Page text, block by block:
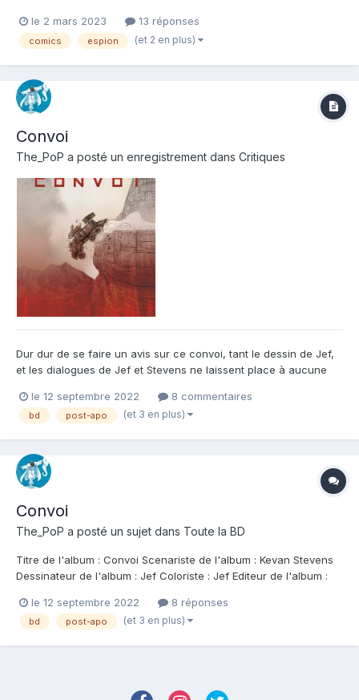
l'album : Le plus grand agent secret du monde n'a plus que six
mois à vivre. Va-t-il accepter...
le 2 mars 2023 13 réponses
comics espion (et 2 en plus)
Convoi
The_PoP a posté un enregistrement dans Critiques
Dur dur de se faire un avis sur ce convoi, tant le dessin de Jef,
et les dialogues de Jef et Stevens ne laissent place à aucune
ligne de leur précédente collaboratio, Mezka, ce Convoi va vous
remuer. C'est corrosif, et franchement, ça aura...
le 12 septembre 2022 8 commentaires
bd post-apo (et 3 en plus)
Convoi
The_PoP a posté un sujet dans Toute la BD
Titre de l'album : Convoi Scenariste de l'album : Kevan Stevens
Dessinateur de l'album : Jef Coloriste : Jef Editeur de l'album :
proie au chaos aux côtés d'ALEX, jeune guerrière au volant de
son truck de comba...
le 12 septembre 2022 8 réponses
bd post-apo (et 3 en plus)